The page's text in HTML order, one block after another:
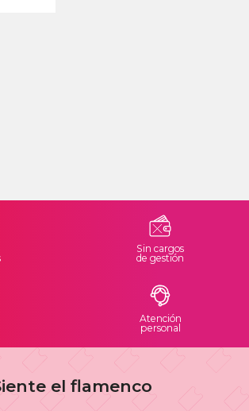
Sin cargos
de gestión
Atención
personal
el flamenco